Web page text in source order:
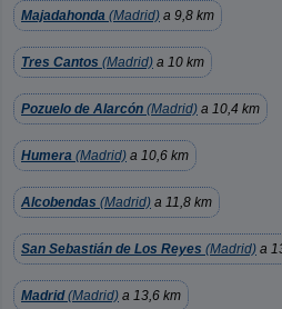
Majadahonda (Madrid) a 9,8 km
Tres Cantos (Madrid) a 10 km
Pozuelo de Alarcón (Madrid) a 10,4 km
Humera (Madrid) a 10,6 km
Alcobendas (Madrid) a 11,8 km
San Sebastián de Los Reyes (Madrid) a
Madrid(Madrid) a 13,6 km